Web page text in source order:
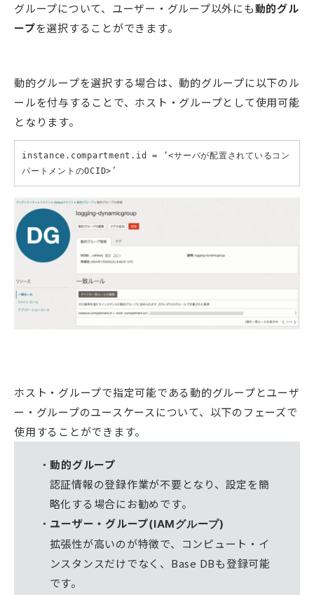
グループについて、ユーザー・グループ以外にも動的グル
ープを選択することができます。
動的グループを選択する場合は、動的グループに以下のル
ールを付与することで、ホスト・グループとして使用可能
となります。
instance.compartment.id = ‘<サーバが配置されているコン
パートメントのOCID>’
ホスト・グループで指定可能である動的グループとユーザ
ー・グループのユースケースについて、以下のフェーズで
使用することができます。
動的グループ
認証情報の登録作業が不要となり、設定を簡
略化する場合にお勧めです。
ユーザー・グループ(IAMグループ)
拡張性が高いのが特徴で、コンピュート・イ
ンスタンスだけでなく、Base DBも登録可能
です。